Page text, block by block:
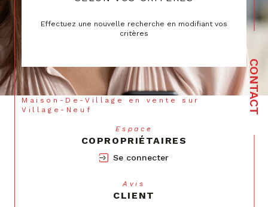
CONTACT
Effectuez une nouvelle recherche en modifiant vos
critères
Maison-De-Village en vente sur
Village-Neuf
Espace
COPROPRIÉTAIRES
Se connecter
Avis
CLIENT